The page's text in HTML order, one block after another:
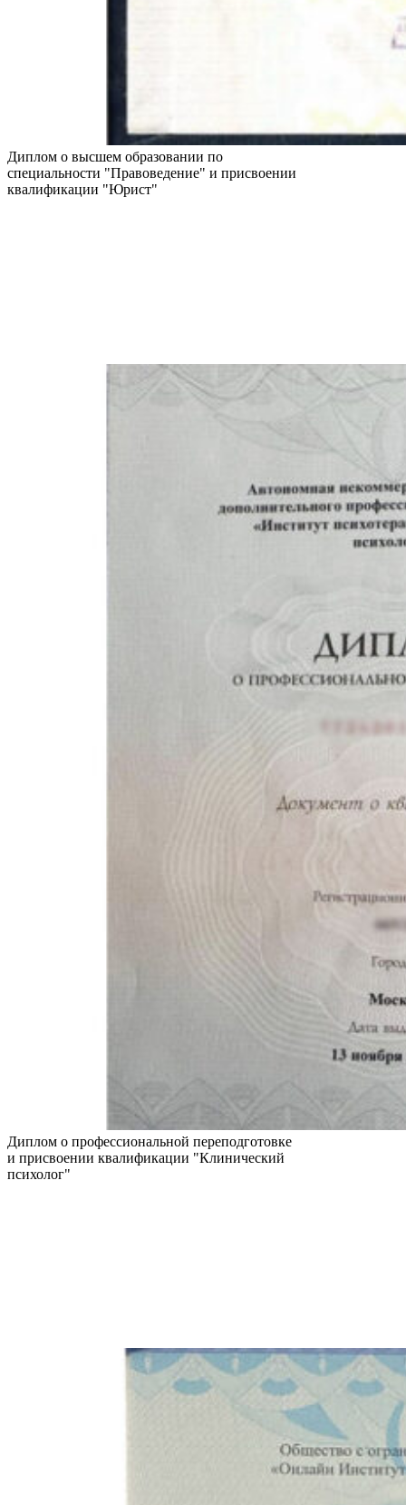
Диплом о высшем образовании по
специальности "Правоведение" и присвоении
квалификации "Юрист"
Диплом о профессиональной переподготовке
и присвоении квалификации "Клинический
психолог"